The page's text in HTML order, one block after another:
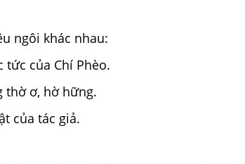
ngôi khác nhau:
tức của Chí Phèo.
thờ ơ, hờ hững.
của tác giả.